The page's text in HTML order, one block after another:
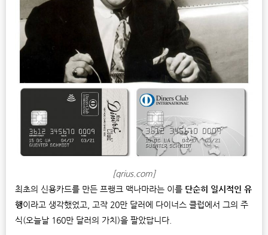
[qrius.com]
최초의 신용카드를 만든 프랭크 맥나마라는 이를 단순히 일시적인 유
행이라고 생각했었고, 고작 20만 달러에 다이너스 클럽에서 그의 주
식(오늘날 160만 달러의 가치)을 팔았답니다.